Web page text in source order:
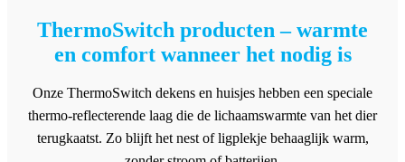
ThermoSwitch producten – warmte
en comfort wanneer het nodig is
Onze ThermoSwitch dekens en huisjes hebben een speciale
thermo-reflecterende laag die de lichaamswarmte van het dier
terugkaatst. Zo blijft het nest of ligplekje behaaglijk warm,